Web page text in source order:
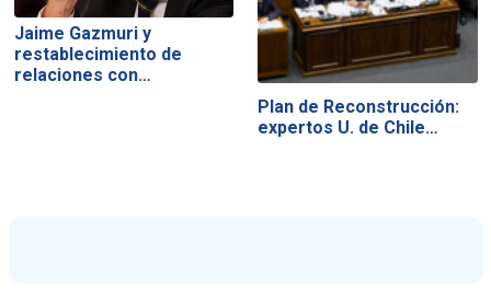
Jaime Gazmuri y
restablecimiento de
relaciones con…
Plan de Reconstrucción:
expertos U. de Chile…